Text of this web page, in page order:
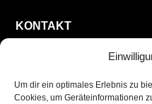
Um dir ein optimales Erlebnis zu
Cookies, um Geräteinformationen
KONTAKT